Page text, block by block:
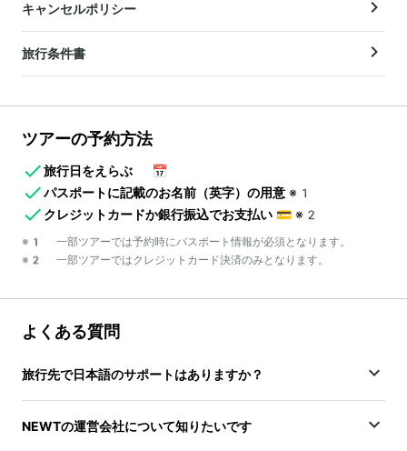
キャンセルポリシー
旅行条件書
ツアーの予約方法
旅行日をえらぶ
📅
パスポートに記載のお名前（英字）の用意 ※1
クレジットカードか銀行振込でお支払い 💳 ※2
※1 一部ツアーでは予約時にパスポート情報が必須となります。
※2 一部ツアーではクレジットカード決済のみとなります。
よくある質問
旅行先で日本語のサポートはありますか？
NEWTの運営会社について知りたいです